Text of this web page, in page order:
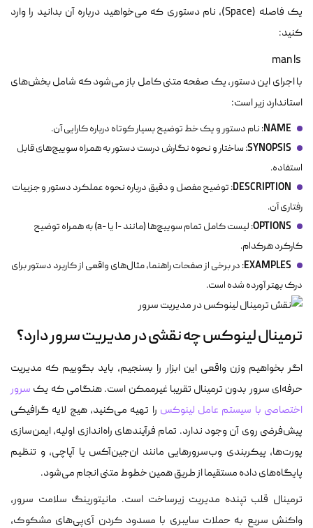
یک فاصله (Space)، نام دستوری که می‌خواهید درباره آن بدانید را وارد
کنید:
با اجرای این دستور، یک صفحه متنی کامل باز می‌شود که شامل بخش‌های
استاندارد زیر است:
NAME: نام دستور و یک خط توضیح بسیار کوتاه درباره کارایی آن.
SYNOPSIS: ساختار و نحوه نگارش درست دستور به همراه سوییچ‌های قابل
استفاده.
DESCRIPTION: توضیح مفصل و دقیق درباره نحوه عملکرد دستور و جزییات
رفتاری آن.
OPTIONS: لیست کامل تمام سوییچ‌ها (مانند-l یا-a ) به همراه توضیح
کارکرد هرکدام.
EXAMPLES: در برخی از صفحات راهنما، مثال‌های واقعی از کاربرد دستور برای
درک بهتر آورده شده است.
ترمینال لینوکس چه نقشی در مدیریت سرور دارد؟
اگر بخواهیم وزن واقعی این ابزار را بسنجیم، باید بگوییم که مدیریت
حرفه‌ای سرور بدون ترمینال تقریبا غیرممکن است. هنگامی که یک سرور
اختصاصی با سیستم عامل لینوکس را تهیه می‌کنید، هیچ لایه گرافیکی
پیش‌فرضی روی آن وجود ندارد. تمام فرآیندهای راه‌اندازی اولیه، ایمن‌سازی
پورت‌ها، پیکربندی وب‌سرورهایی مانند ان‌جین‌آکس یا آپاچی، و تنظیم
پایگاه‌های داده مستقیما از طریق همین خطوط متنی انجام می‌شود.
ترمینال قلب تپنده مدیریت زیرساخت است. مانیتورینگ سلامت سرور،
واکنش سریع به حملات سایبری با مسدود کردن آی‌پی‌های مشکوک،